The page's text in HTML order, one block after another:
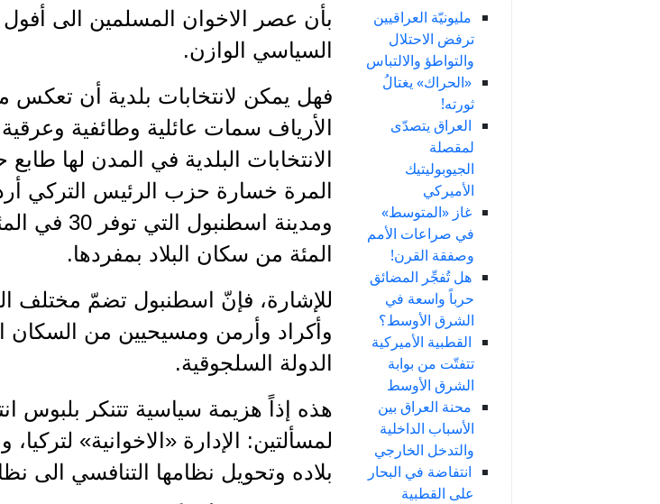
مليونيّة العراقيين
ترفض الاحتلال
والتواطؤ والالتباس
«الحراك» يغتالُ
ثورته!
العراق يتصدّى
لمقصلة
الجيوبوليتيك
الأميركي
غاز «المتوسط»
في صراعات الأمم
وصفقة القرن!
هل تُفجِّر المضائق
حرباً واسعة في
الشرق الأوسط؟
القطبية الأميركية
تتفتّت من بوابة
الشرق الأوسط
محنة العراق بين
الأسباب الداخلية
والتدخل الخارجي
انتفاضة في البحار
على القطبية
السياسي الوازن.
فهل يمكن لانتخابات بلدية أن تعكس
الأرياف سمات عائلية وطائفية
الانتخابات البلدية في المدن لها
المرة خسارة حزب الرئيس التركي
المئة من سكان البلاد بمفردها.
للإشارة، فإنّ اسطنبول تضمّ مختلف
وأكراد وأرمن ومسيحيين من السكان
الدولة السلجوقية.
هذه إذاً هزيمة سياسية تتنكر بلبوس
لمسألتين: الإدارة «الاخوانية»
بلاده وتحويل نظامها التنافسي الى